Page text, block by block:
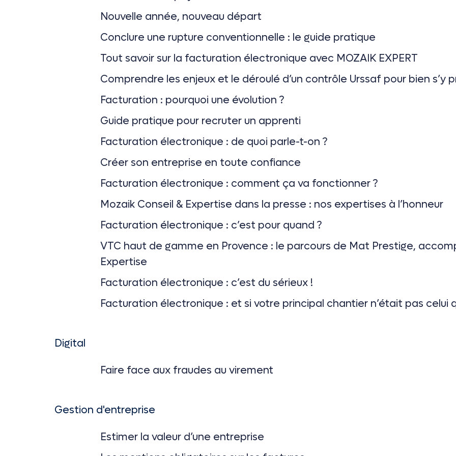
Nouvelle année, nouveau départ
Conclure une rupture conventionnelle : le guide pratique
Tout savoir sur la facturation électronique avec MOZAIK EXPERT
Comprendre les enjeux et le déroulé d’un contrôle Urssaf pour bien s’y
Facturation : pourquoi une évolution ?
Guide pratique pour recruter un apprenti
Facturation électronique : de quoi parle-t-on ?
Créer son entreprise en toute confiance
Facturation électronique : comment ça va fonctionner ?
Mozaik Conseil & Expertise dans la presse : nos expertises à l’honneur
Facturation électronique : c’est pour quand ?
VTC haut de gamme en Provence : le parcours de Mat Prestige,
Expertise
Facturation électronique : c’est du sérieux !
Facturation électronique : et si votre principal chantier n’était pas celui
Digital
Faire face aux fraudes au virement
Gestion d'entreprise
Estimer la valeur d’une entreprise